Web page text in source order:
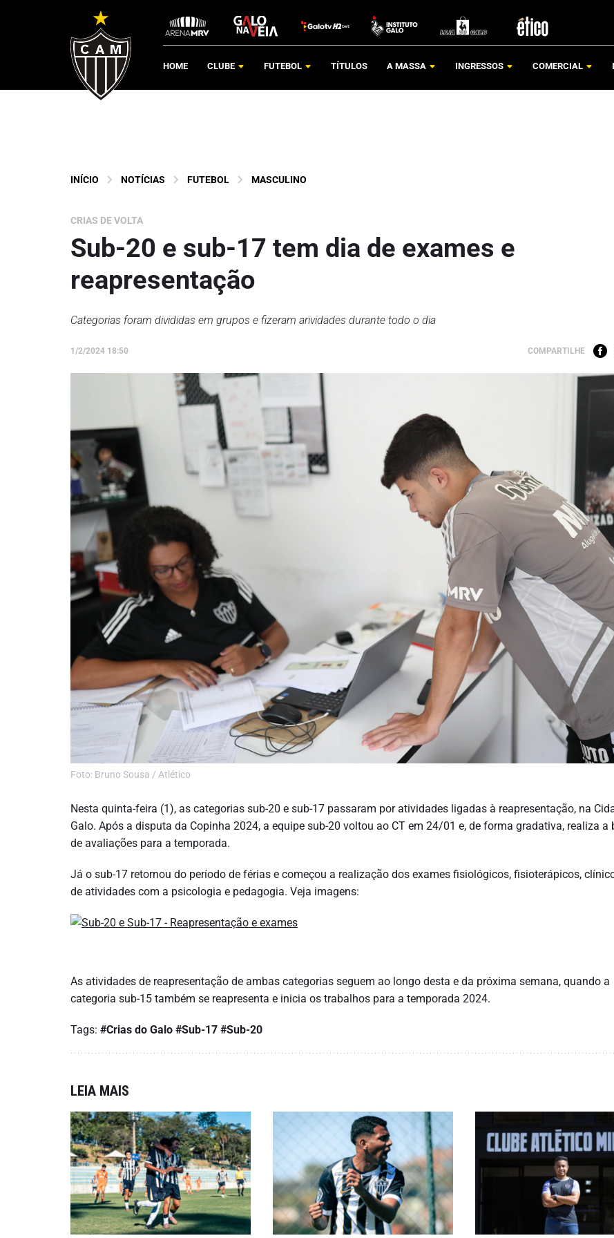
HOME CLUBE FUTEBOL TÍTULOS A MASSA INGRESSOS COMERCIAL
INÍCIO NOTÍCIAS FUTEBOL MASCULINO
CRIAS DE VOLTA
Sub-20 e sub-17 tem dia de exames e
reapresentação
Categorias foram divididas em grupos e fizeram arividades durante todo o dia
1/2/2024 18:50 COMPARTILHE
Foto: Bruno Sousa / Atlético
Nesta quinta-feira (1), as categorias sub-20 e sub-17 passaram por atividades ligadas à reapresentação, na
Galo. Após a disputa da Copinha 2024, a equipe sub-20 voltou ao CT em 24/01 e, de forma gradativa, realiza a
de avaliações para a temporada.
Já o sub-17 retornou do período de férias e começou a realização dos exames fisiológicos, fisioterápicos,
de atividades com a psicologia e pedagogia. Veja imagens:
As atividades de reapresentação de ambas categorias seguem ao longo desta e da próxima semana, quando a
categoria sub-15 também se reapresenta e inicia os trabalhos para a temporada 2024.
Tags: #Crias do Galo #Sub-17 #Sub-20
LEIA MAIS